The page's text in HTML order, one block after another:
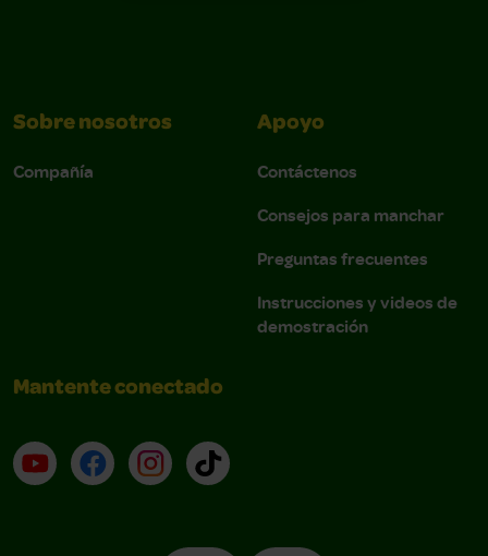
Sobre nosotros
Compañía
Apoyo
Contáctenos
Consejos para manchar
Preguntas frecuentes
Instrucciones y videos de
demostración
Mantente conectado
YouTube (en inglés)
Facebook (en inglés)
Instagram (en inglés)
TikTok